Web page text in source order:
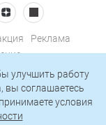
Реклама
улучшить работу
вы соглашаетесь
условия